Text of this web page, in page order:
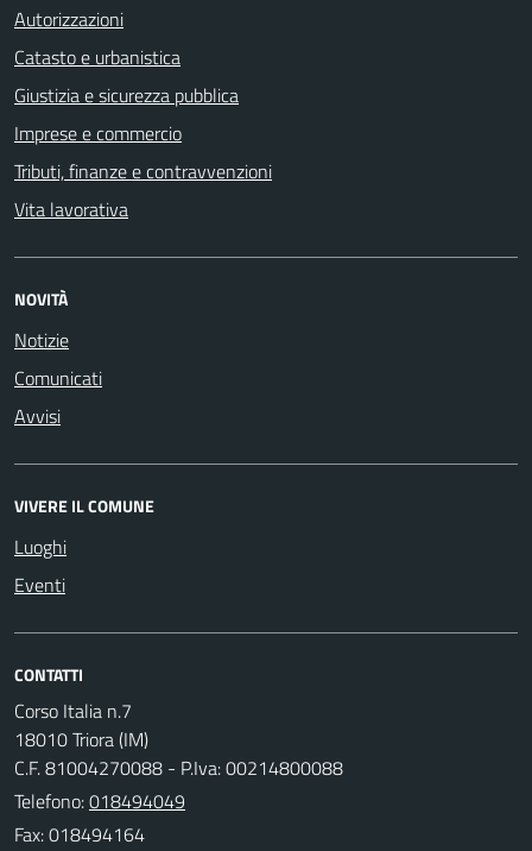
Autorizzazioni
Catasto e urbanistica
Giustizia e sicurezza pubblica
Imprese e commercio
Tributi, finanze e contravvenzioni
Vita lavorativa
NOVITÀ
Notizie
Comunicati
Avvisi
VIVERE IL COMUNE
Luoghi
Eventi
CONTATTI
Corso Italia n.7
18010 Triora (IM)
C.F. 81004270088 - P.Iva: 00214800088
Telefono:018494049
Fax: 018494164